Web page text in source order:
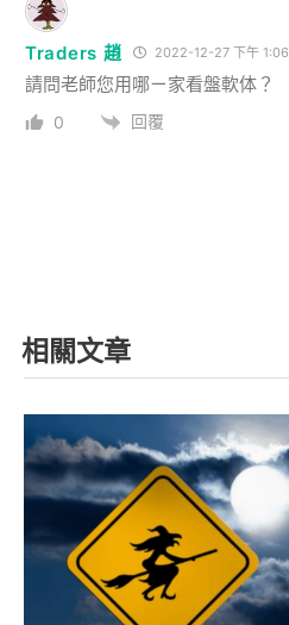
Traders 趙 2022-12-27 下午 1:06
請問老師您用哪ㄧ家看盤軟体？
0 回覆
相關文章